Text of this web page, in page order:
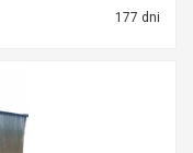
177 dni